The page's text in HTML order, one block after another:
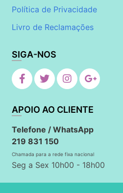
Política de Privacidade
Livro de Reclamações
SIGA-NOS
APOIO AO CLIENTE
Telefone / WhatsApp
219 831 150
Chamada para a rede fixa nacional
Seg a Sex 10h00 - 18h00